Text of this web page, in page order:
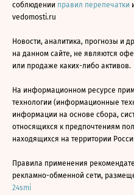
соблюдении правил перепечатки
vedomosti.ru
Новости, аналитика, прогнозы и
на данном сайте, не являются
или продаже каких-либо активов.
На информационном ресурсе
технологии (информационные
информации на основе сбора,
относящихся к предпочтениям
находящихся на территории
Правила применения
рекламно-обменной сети,
24smi